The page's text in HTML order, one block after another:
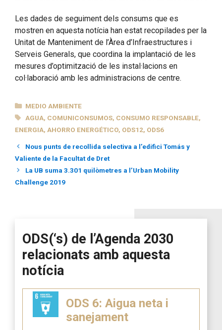
Les dades de seguiment dels consums que es
mostren en aquesta notícia han estat recopilades per la
Unitat de Manteniment de l’Àrea d’Infraestructures i
Serveis Generals, que coordina la implantació de les
mesures d’optimització de les instal·lacions en
col·laboració amb les administracions de centre.
CATEGORÍAS
MEDIO AMBIENTE
ETIQUETAS
AGUA, COMUNICONSUMOS, CONSUMO RESPONSABLE,
ENERGIA, AHORRO ENERGÉTICO, ODS12, ODS6
Nous punts de recollida selectiva a l’edifici Tomás y
Valiente de la Facultat de Dret
La UB suma 3.301 quilòmetres a l’Urban Mobility
Challenge 2019
ODS(‘s) de l’Agenda 2030
relacionats amb aquesta
notícia
ODS 6: Aigua neta i
sanejament